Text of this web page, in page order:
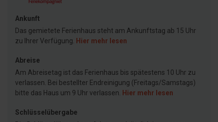
Ankunft
Das gemietete Ferienhaus steht am Ankunftstag ab 15 Uhr
zu Ihrer Verfügung.
Hier mehr lesen
Abreise
Am Abreisetag ist das Ferienhaus bis spätestens 10 Uhr zu
verlassen. Bei bestellter Endreinigung (Freitags/Samstags)
bitte das Haus um 9 Uhr verlassen.
Hier mehr lesen
Schlüsselübergabe